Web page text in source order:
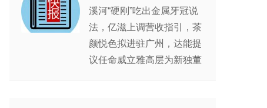
溪河“硬刚”吃出金属牙冠说
法，亿滋上调营收指引，茶
颜悦色拟进驻广州，达能提
议任命威立雅高层为新独董